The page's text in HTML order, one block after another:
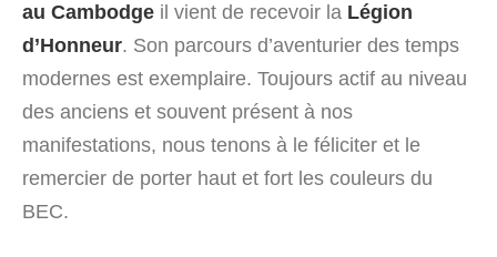
au Cambodge il vient de recevoir la Légion
d’Honneur. Son parcours d’aventurier des temps
modernes est exemplaire. Toujours actif au niveau
des anciens et souvent présent à nos
manifestations, nous tenons à le féliciter et le
remercier de porter haut et fort les couleurs du
BEC.